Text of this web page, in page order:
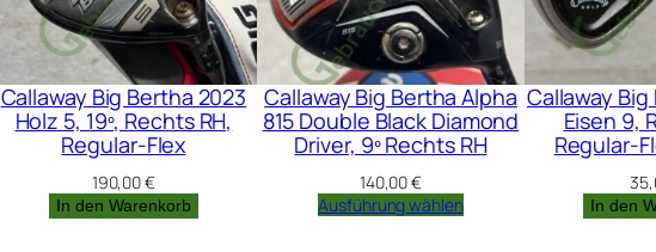
Callaway Big Bertha 2023
Holz 5, 19º, Rechts RH,
Regular-Flex
190,00€
In den Warenkorb
Callaway Big Bertha Alpha
815 Double Black Diamond
Driver, 9º Rechts RH
140,00€
Ausführung wählen
Callaway
Eisen 9,
Regular-
In den